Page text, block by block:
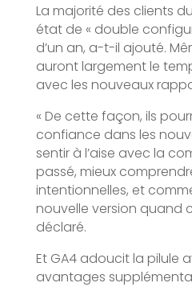
La majorité des clients
état de « double
d’un an, a-t-il ajouté.
auront largement le
avec les nouveaux
« De cette façon, ils
confiance dans les
sentir à l’aise avec la
passé, mieux
intentionnelles, et
nouvelle version quand
déclaré.
Et GA4 adoucit la pilule
avantages